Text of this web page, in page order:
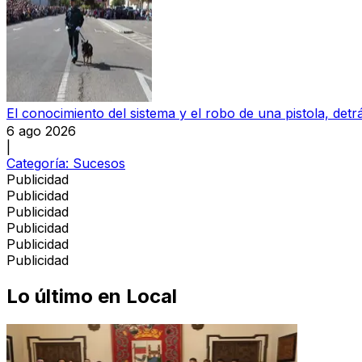
El conocimiento del sistema y el robo de una pistola,
6 ago 2026
Categoría: Sucesos
Publicidad
Publicidad
Publicidad
Publicidad
Publicidad
Publicidad
Lo último en Local